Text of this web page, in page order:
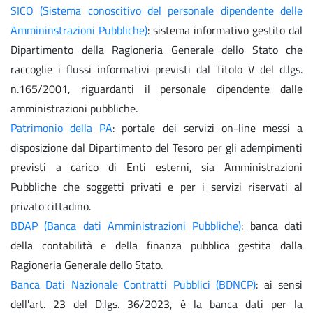
SICO (Sistema conoscitivo del personale dipendente delle
Ammininstrazioni Pubbliche): sistema informativo gestito dal
Dipartimento della Ragioneria Generale dello Stato che
raccoglie i flussi informativi previsti dal Titolo V del d.lgs.
n.165/2001, riguardanti il personale dipendente dalle
amministrazioni pubbliche.
Patrimonio della PA: portale dei servizi on-line messi a
disposizione dal Dipartimento del Tesoro per gli adempimenti
previsti a carico di Enti esterni, sia Amministrazioni
Pubbliche che soggetti privati e per i servizi riservati al
privato cittadino.
BDAP (Banca dati Amministrazioni Pubbliche): banca dati
della contabilità e della finanza pubblica gestita dalla
Ragioneria Generale dello Stato.
Banca Dati Nazionale Contratti Pubblici (BDNCP): ai sensi
dell'art. 23 del D.lgs. 36/2023, è la banca dati per la